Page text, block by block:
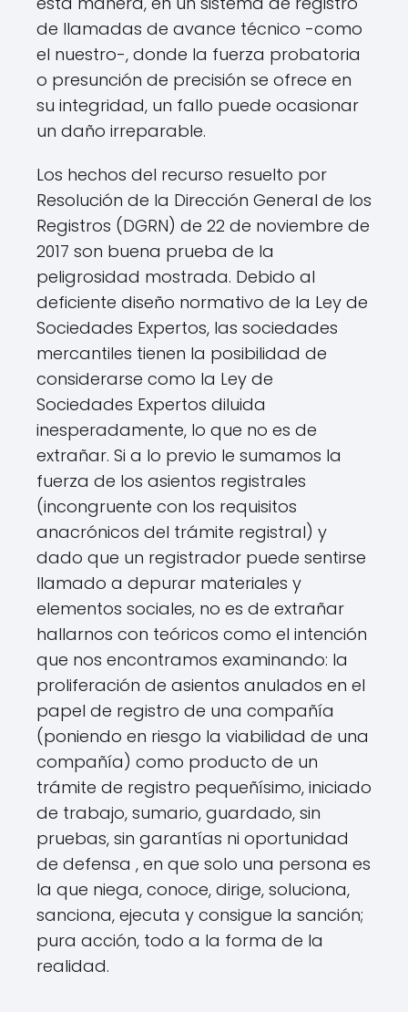
de llamadas de avance técnico -como
el nuestro-, donde la fuerza probatoria
o presunción de precisión se ofrece en
su integridad, un fallo puede ocasionar
un daño irreparable.
Los hechos del recurso resuelto por
Resolución de la Dirección General de los
Registros (DGRN) de 22 de noviembre de
2017 son buena prueba de la
peligrosidad mostrada. Debido al
deficiente diseño normativo de la Ley de
Sociedades Expertos, las sociedades
mercantiles tienen la posibilidad de
considerarse como la Ley de
Sociedades Expertos diluida
inesperadamente, lo que no es de
extrañar. Si a lo previo le sumamos la
fuerza de los asientos registrales
(incongruente con los requisitos
anacrónicos del trámite registral) y
dado que un registrador puede sentirse
llamado a depurar materiales y
elementos sociales, no es de extrañar
hallarnos con teóricos como el intención
que nos encontramos examinando: la
proliferación de asientos anulados en el
papel de registro de una compañía
(poniendo en riesgo la viabilidad de una
compañía) como producto de un
trámite de registro pequeñísimo, iniciado
de trabajo, sumario, guardado, sin
pruebas, sin garantías ni oportunidad
de defensa , en que solo una persona es
la que niega, conoce, dirige, soluciona,
sanciona, ejecuta y consigue la sanción;
pura acción, todo a la forma de la
realidad.